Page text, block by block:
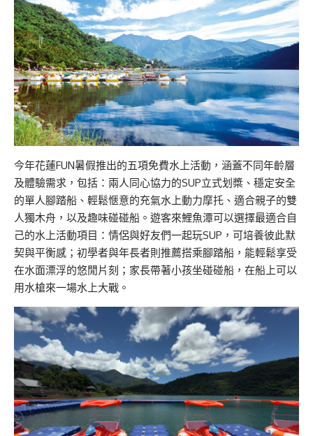
今年花蓮FUN暑假推出的五項免費水上活動，涵蓋不同年齡層
及體驗需求，包括：兩人同心協力的SUP立式划槳、穩定安全
的單人腳踏船、輕鬆愜意的充氣水上動力摩托、適合親子的雙
人獨木舟，以及趣味碰碰船。遊客來鯉魚潭可以選擇最適合自
己的水上活動項目：情侶與好友們一起玩SUP，可培養彼此默
契與平衡感；初學者與年長者則推薦搭乘腳踏船，能輕鬆享受
在水面漂浮的悠閒片刻；家長帶著小孩坐碰碰船，在船上可以
用水槍來一場水上大戰。